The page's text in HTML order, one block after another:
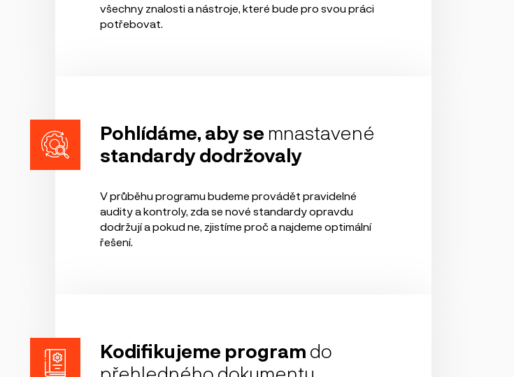
všechny znalosti a nástroje, které bude pro svou práci
potřebovat.
Pohlídáme, aby se mnastavené
standardy dodržovaly
V průběhu programu budeme provádět pravidelné
audity a kontroly, zda se nové standardy opravdu
dodržují a pokud ne, zjistíme proč a najdeme optimální
řešení.
Kodifikujeme program do